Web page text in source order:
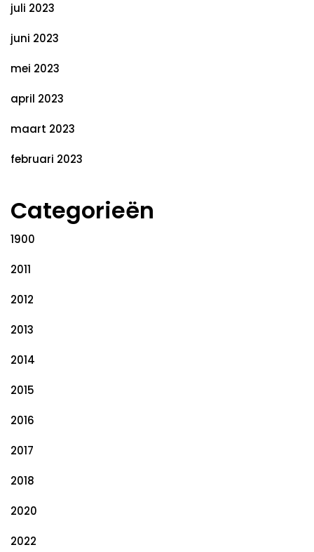
juli 2023
juni 2023
mei 2023
april 2023
maart 2023
februari 2023
Categorieën
1900
2011
2012
2013
2014
2015
2016
2017
2018
2020
2022